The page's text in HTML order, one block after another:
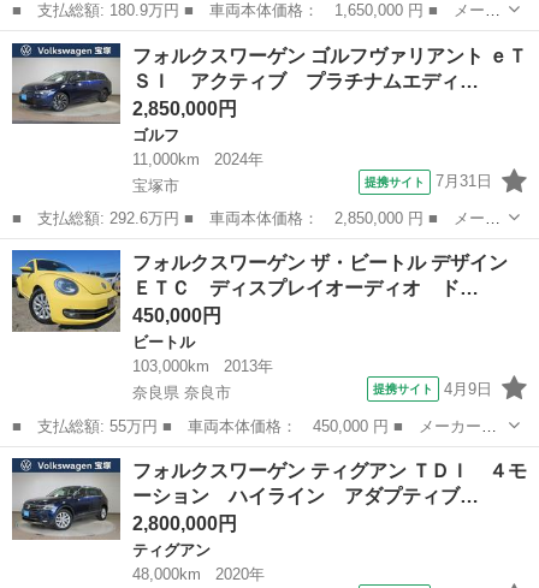
■ 支払総額: 180.9万円 ■ 車両本体価格： 1,650,000 円 ■ メーカ
ー名： フォルクスワーゲン ■ 車種名： ゴルフ ■ グレード
名： ＴＳＩコンフォートライン テックエディション 認定中古車
保証１年付き...
兵庫 西宮市 ゴルフ
フォルクスワーゲン ゴルフヴァリアント ｅＴ
ＳＩ アクティブ プラチナムエディ…
2,850,000円
ゴルフ
11,000km
2024年
宝塚市
提携サイト 7月31日
■ 支払総額: 292.6万円 ■ 車両本体価格： 2,850,000 円 ■ メーカ
ー名： フォルクスワーゲン ■ 車種名： ゴルフヴァリアント ■
グレード名： ｅＴＳＩ アクティブ プラチナムエディション １
７インチ...
兵庫 宝塚市 ゴルフ
フォルクスワーゲン ザ・ビートル デザイン
ＥＴＣ ディスプレイオーディオ ド…
450,000円
ビートル
103,000km
2013年
奈良県 奈良市
提携サイト 4月9日
■ 支払総額: 55万円 ■ 車両本体価格： 450,000 円 ■ メーカー
名： フォルクスワーゲン ■ 車種名： ザ・ビートル ■ グレード
名： デザイン ＥＴＣ ディスプレイオーディオ ドラレコ キー
レス 純正アルミ...
奈良 奈良市 ビートル
フォルクスワーゲン ティグアン ＴＤＩ ４モ
ーション ハイライン アダプティブ…
2,800,000円
ティグアン
48,000km
2020年